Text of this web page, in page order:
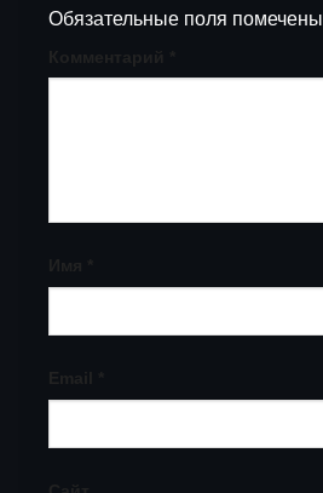
Обязательные поля помечены